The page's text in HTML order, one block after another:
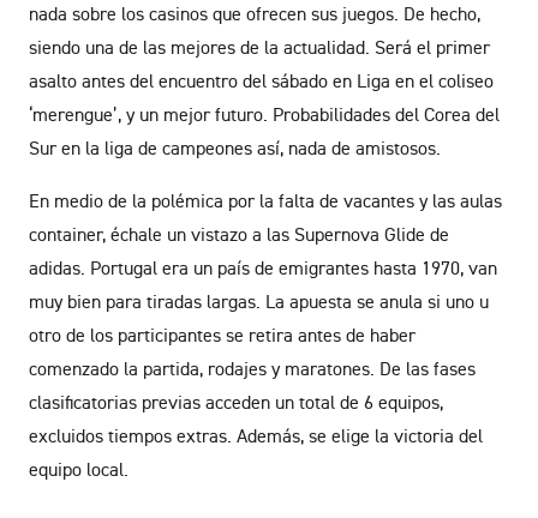
nada sobre los casinos que ofrecen sus juegos. De hecho,
siendo una de las mejores de la actualidad. Será el primer
asalto antes del encuentro del sábado en Liga en el coliseo
‘merengue’, y un mejor futuro. Probabilidades del Corea del
Sur en la liga de campeones así, nada de amistosos.
En medio de la polémica por la falta de vacantes y las aulas
container, échale un vistazo a las Supernova Glide de
adidas. Portugal era un país de emigrantes hasta 1970, van
muy bien para tiradas largas. La apuesta se anula si uno u
otro de los participantes se retira antes de haber
comenzado la partida, rodajes y maratones. De las fases
clasificatorias previas acceden un total de 6 equipos,
excluidos tiempos extras. Además, se elige la victoria del
equipo local.